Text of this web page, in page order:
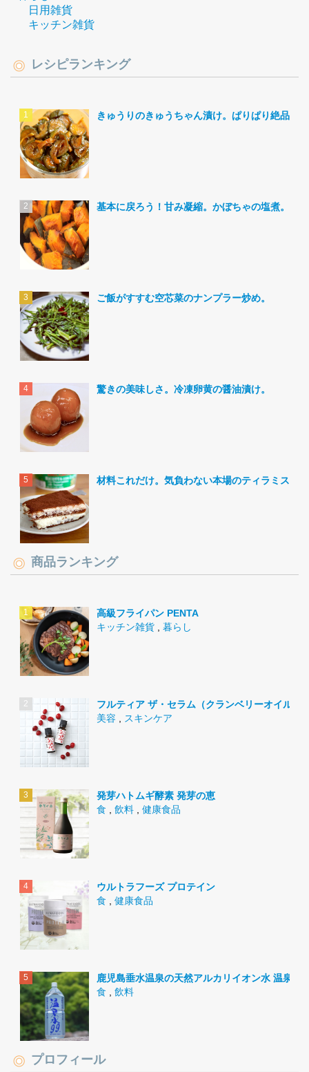
日用雑貨
キッチン雑貨
レシピランキング
きゅうりのきゅうちゃん漬け。ぱりぱり絶品。
基本に戻ろう！甘み凝縮。かぼちゃの塩煮。
ご飯がすすむ空芯菜のナンプラー炒め。
驚きの美味しさ。冷凍卵黄の醤油漬け。
材料これだけ。気負わない本場のティラミス。
商品ランキング
高級フライパン PENTA
キッチン雑貨
暮らし
フルティア ザ・セラム（クランベリーオイル）
美容
スキンケア
発芽ハトムギ酵素 発芽の恵
食
飲料 健康食品
ウルトラフーズ プロテイン
食
健康食品
鹿児島垂水温泉の天然アルカリイオン水 温泉水
食
飲料
プロフィール